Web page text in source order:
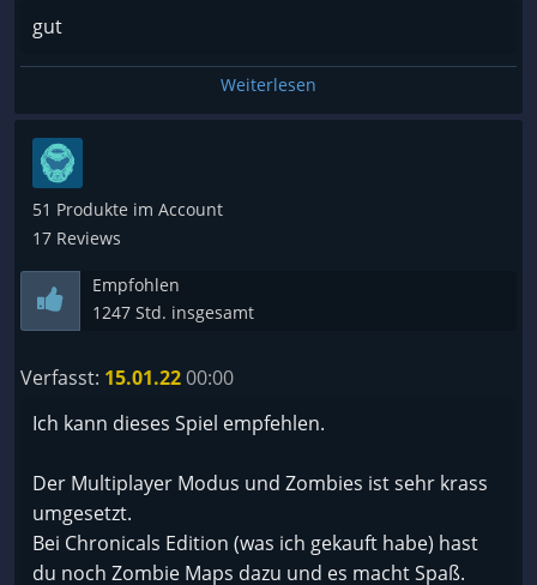
gut
Weiterlesen
51 Produkte im Account
17 Reviews
Empfohlen
1247 Std. insgesamt
Verfasst: 15.01.2200:00
Ich kann dieses Spiel empfehlen.
Der Multiplayer Modus und Zombies ist sehr krass
umgesetzt.
Bei Chronicals Edition (was ich gekauft habe) hast
du noch Zombie Maps dazu und es macht Spaß.